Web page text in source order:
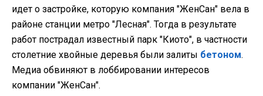
идет о застройке, которую компания "ЖенСан" вела в
районе станции метро "Лесная". Тогда в результате
работ пострадал известный парк "Киото", в частности
столетние хвойные деревья были залиты бетоном.
Медиа обвиняют в лоббировании интересов
компании "ЖенСан".